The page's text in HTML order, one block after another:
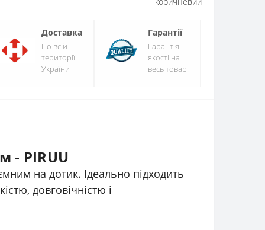
Доставка
По всій
території
України
Гарантії
Гарантія
якості на
весь товар!
- PIRUU
на дотик. Ідеально підходить
довговічністю і